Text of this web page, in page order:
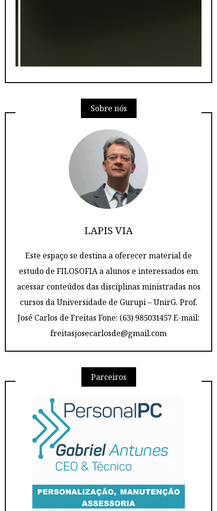
Sobre nós
LAPIS VIA
Este espaço se destina a oferecer material de
estudo de FILOSOFIA a alunos e interessados em
acessar conteúdos das disciplinas ministradas nos
cursos da Universidade de Gurupi – UnirG. Prof.
José Carlos de Freitas Fone: (63) 985031457 E-mail:
freitasjosecarlosde@gmail.com
Parceiros